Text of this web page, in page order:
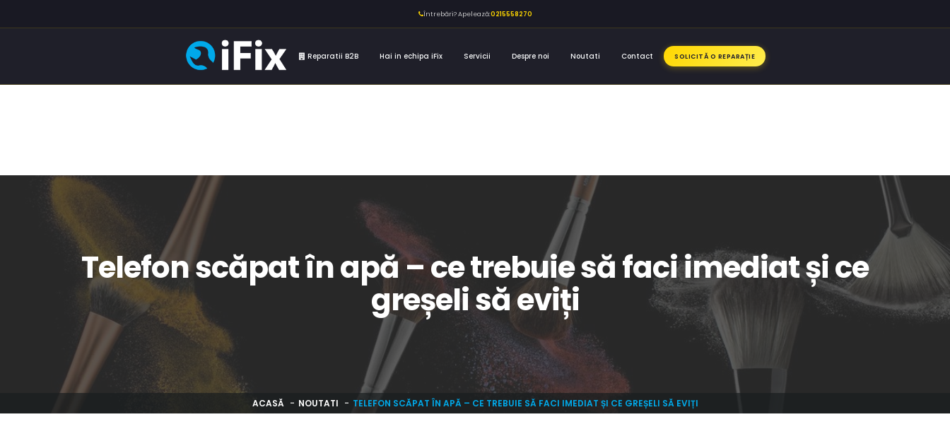
Întrebări? Apelează:0215558270
Reparatii B2B Hai in echipa iFix Servicii Despre noi Noutati Contact SOLICITĂ O REPARAȚIE
Telefon scăpat în apă – ce trebuie să faci imediat și ce
greșeli să eviți
ACASĂ NOUTATI TELEFON SCĂPAT ÎN APĂ – CE TREBUIE SĂ FACI IMEDIAT ȘI CE GREȘELI SĂ EVIȚI